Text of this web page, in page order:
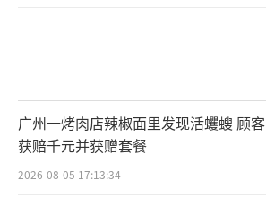
广州一烤肉店辣椒面里发现活蠼螋 顾客
获赔千元并获赠套餐
2026-08-05 17:13:34